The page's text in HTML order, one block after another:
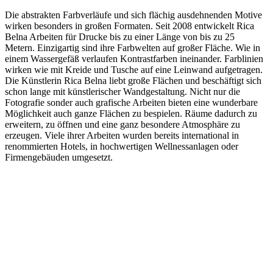
Die abstrakten Farbverläufe und sich flächig ausdehnenden Motive
wirken besonders in großen Formaten. Seit 2008 entwickelt Rica
Belna Arbeiten für Drucke bis zu einer Länge von bis zu 25
Metern. Einzigartig sind ihre Farbwelten auf großer Fläche. Wie in
einem Wassergefäß verlaufen Kontrastfarben ineinander. Farblinien
wirken wie mit Kreide und Tusche auf eine Leinwand aufgetragen.
Die Künstlerin Rica Belna liebt große Flächen und beschäftigt sich
schon lange mit künstlerischer Wandgestaltung. Nicht nur die
Fotografie sonder auch grafische Arbeiten bieten eine wunderbare
Möglichkeit auch ganze Flächen zu bespielen. Räume dadurch zu
erweitern, zu öffnen und eine ganz besondere Atmosphäre zu
erzeugen. Viele ihrer Arbeiten wurden bereits international in
renommierten Hotels, in hochwertigen Wellnessanlagen oder
Firmengebäuden umgesetzt.